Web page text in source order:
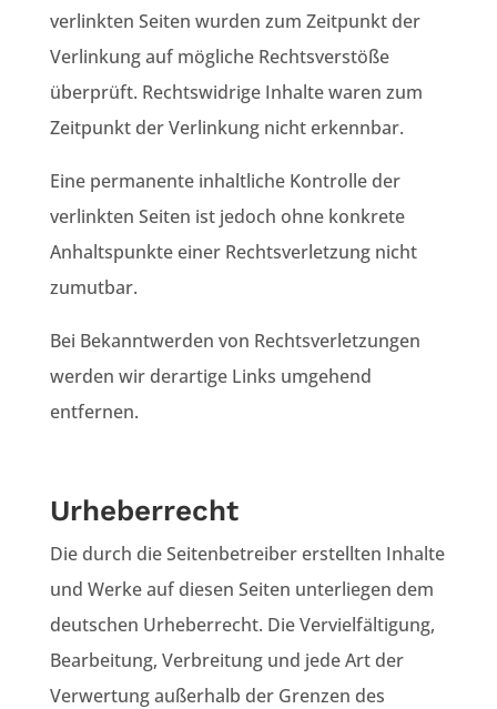
verlinkten Seiten wurden zum Zeitpunkt der
Verlinkung auf mögliche Rechtsverstöße
überprüft. Rechtswidrige Inhalte waren zum
Zeitpunkt der Verlinkung nicht erkennbar.
Eine permanente inhaltliche Kontrolle der
verlinkten Seiten ist jedoch ohne konkrete
Anhaltspunkte einer Rechtsverletzung nicht
zumutbar.
Bei Bekanntwerden von Rechtsverletzungen
werden wir derartige Links umgehend
entfernen.
Urheberrecht
Die durch die Seitenbetreiber erstellten Inhalte
und Werke auf diesen Seiten unterliegen dem
deutschen Urheberrecht. Die Vervielfältigung,
Bearbeitung, Verbreitung und jede Art der
Verwertung außerhalb der Grenzen des